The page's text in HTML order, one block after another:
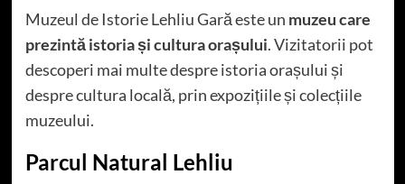
Muzeul de Istorie Lehliu Gară este un muzeu care
prezintă istoria și cultura orașului. Vizitatorii pot
descoperi mai multe despre istoria orașului și
despre cultura locală, prin expozițiile și colecțiile
muzeului.
Parcul Natural Lehliu